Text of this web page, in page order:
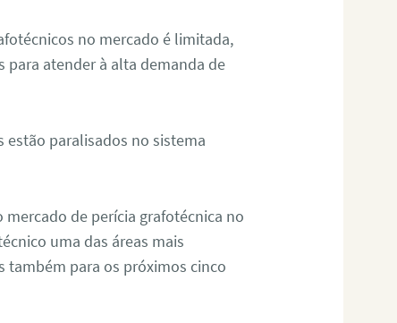
no mercado é limitada,
para atender à alta demanda de
estão paralisados no sistema
de perícia grafotécnica no
uma das áreas mais
também para os próximos cinco